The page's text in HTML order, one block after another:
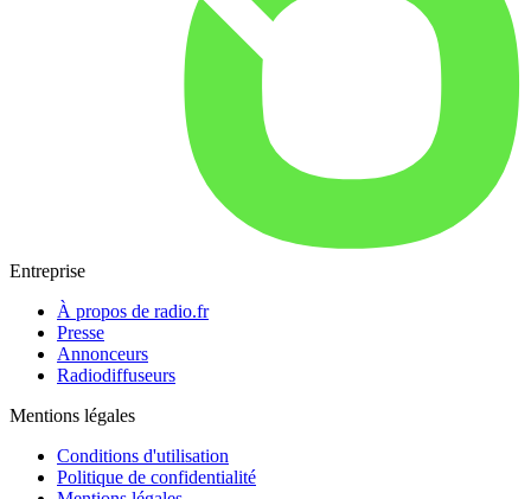
Entreprise
À propos de radio.fr
Presse
Annonceurs
Radiodiffuseurs
Mentions légales
Conditions d'utilisation
Politique de confidentialité